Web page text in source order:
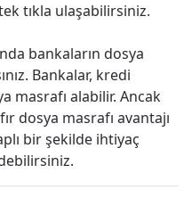
tıkla ulaşabilirsiniz.
bankaların dosya
Bankalar, kredi
masrafı alabilir. Ancak
dosya masrafı avantajı
bir şekilde ihtiyaç